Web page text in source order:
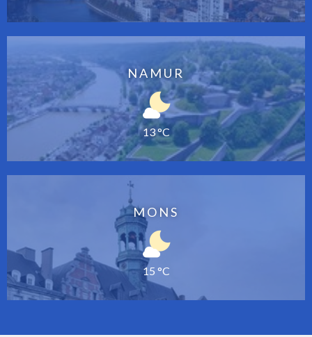
NAMUR
13 °C
MONS
15 °C